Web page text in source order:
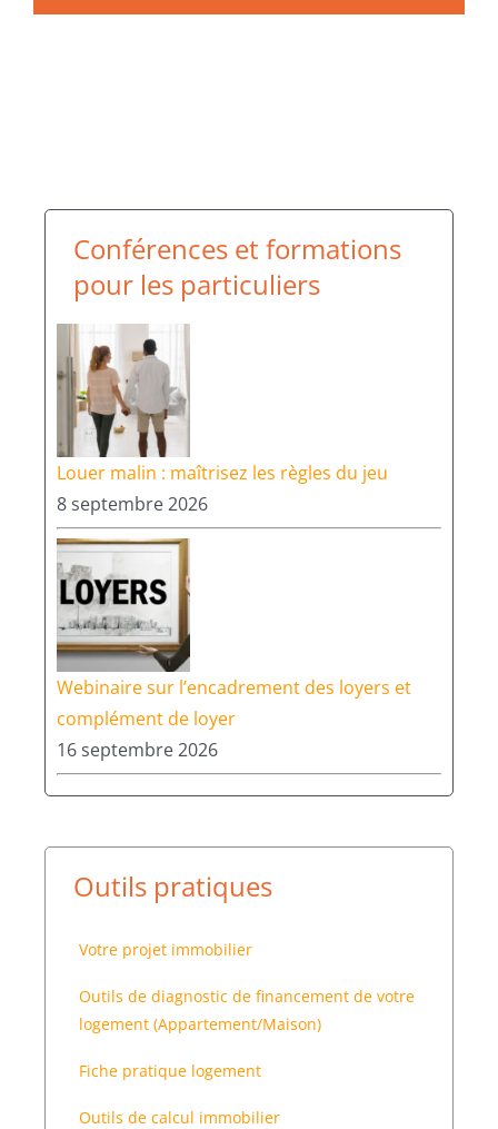
Conférences et formations
pour les particuliers
Louer malin : maîtrisez les règles du jeu
8 septembre 2026
Webinaire sur l’encadrement des loyers et
complément de loyer
16 septembre 2026
Outils pratiques
Votre projet immobilier
Outils de diagnostic de financement de votre
logement (Appartement/Maison)
Fiche pratique logement
Outils de calcul immobilier